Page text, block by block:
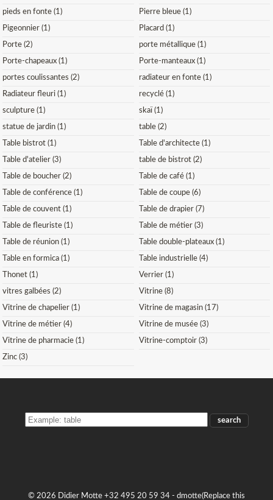
pieds en fonte (1) Pierre bleue (1)
Pigeonnier (1) Placard (1)
Porte (2) porte métallique (1)
Porte-chapeaux (1) Porte-manteaux (1)
portes coulissantes (2) radiateur en fonte (1)
Radiateur fleuri (1) recyclé (1)
sculpture (1) skaï (1)
statue de jardin (1) table (2)
Table bistrot (1) Table d'architecte (1)
Table d'atelier (3) table de bistrot (2)
Table de boucher (2) Table de café (1)
Table de conférence (1) Table de coupe (6)
Table de couvent (1) Table de drapier (7)
Table de fleuriste (1) Table de métier (3)
Table de réunion (1) Table double-plateaux (1)
Table en formica (1) Table industrielle (4)
Thonet (1) Verrier (1)
vitres galbées (2) Vitrine (8)
Vitrine de chapelier (1) Vitrine de magasin (17)
Vitrine de métier (4) Vitrine de musée (3)
Vitrine de pharmacie (1) Vitrine-comptoir (3)
Zinc (3)
SEARCH
© 2026 Didier Motte +32 495 20 59 34 - dmotte(Replace this